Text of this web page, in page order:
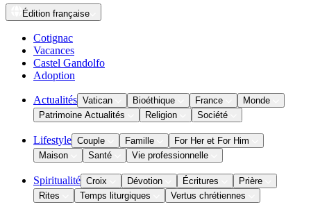
Édition française
Cotignac
Vacances
Castel Gandolfo
Adoption
Actualités Vatican Bioéthique France
Monde
Patrimoine Actualités
Religion Société
Lifestyle Couple Famille
For Her et For Him
Maison
Santé Vie professionnelle
Spiritualité Croix Dévotion Écritures
Prière
Rites
Temps liturgiques Vertus chrétiennes